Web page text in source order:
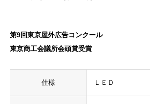
第9回東京屋外広告コンクール
東京商工会議所会頭賞受賞
仕様 ＬＥＤ